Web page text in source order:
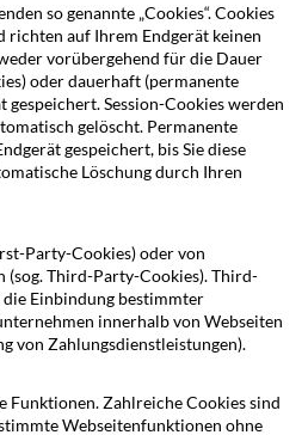
so genannte „Cookies“. Cookies
richten auf Ihrem Endgerät keinen
vorübergehend für die Dauer
oder dauerhaft (permanente
gespeichert. Session-Cookies werden
gelöscht. Permanente
gespeichert, bis Sie diese
Löschung durch Ihren
Party-Cookies) oder von
Third-Party-Cookies). Third-
Einbindung bestimmter
innerhalb von Webseiten
von Zahlungsdienstleistungen).
Funktionen. Zahlreiche Cookies sind
Webseitenfunktionen ohne